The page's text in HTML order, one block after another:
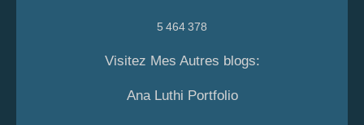
5 464 378
Visitez Mes Autres blogs:
Ana Luthi Portfolio